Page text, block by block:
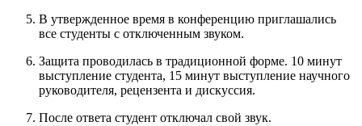
В утвержденное время в конференцию приглашались
все студенты с отключенным звуком.
Защита проводилась в традиционной форме. 10 минут
выступление студента, 15 минут выступление научного
руководителя, рецензента и дискуссия.
После ответа студент отключал свой звук.